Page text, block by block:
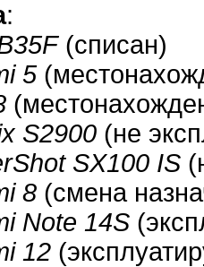
:
(списан)
5
S2900 (не
SX100 IS
8 (смена
Note 14S
12